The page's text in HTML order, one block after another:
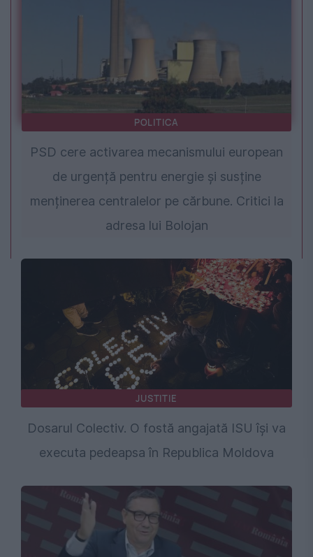
POLITICA
PSD cere activarea mecanismului european
de urgență pentru energie și susține
menținerea centralelor pe cărbune. Critici la
adresa lui Bolojan
JUSTITIE
Dosarul Colectiv. O fostă angajată ISU își va
executa pedeapsa în Republica Moldova